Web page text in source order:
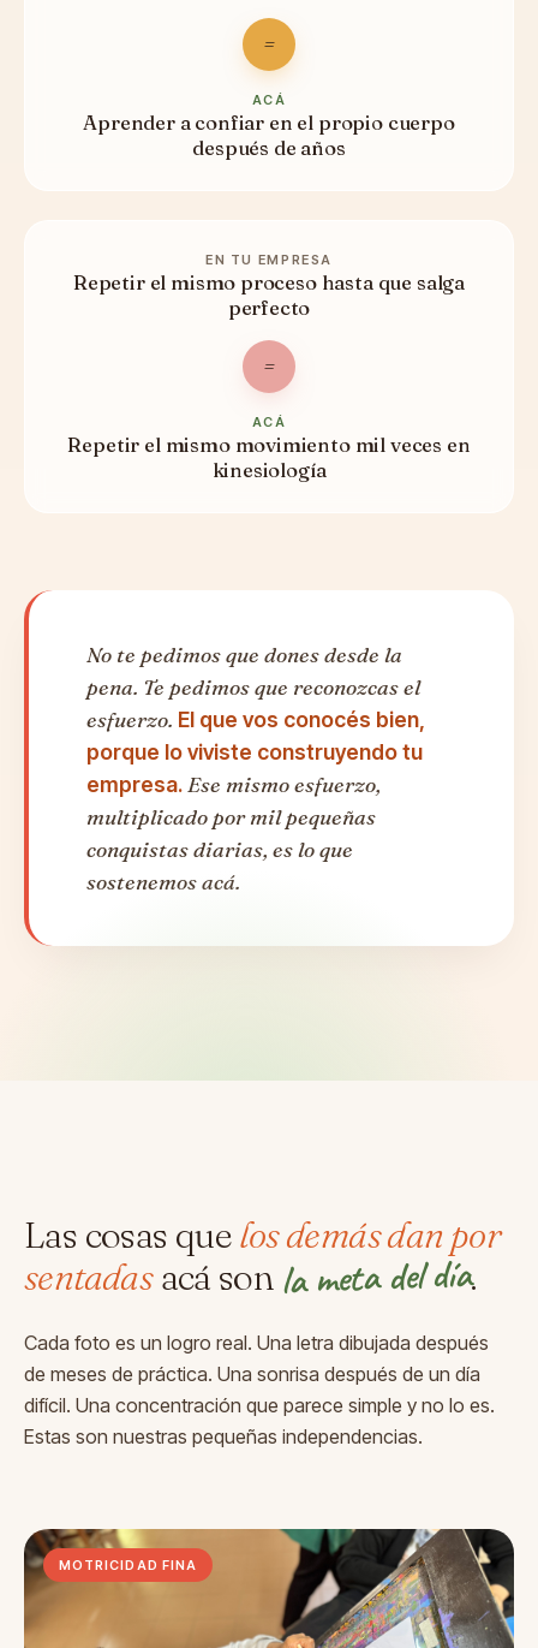
=
ACÁ
Aprender a confiar en el propio cuerpo
después de años
EN TU EMPRESA
Repetir el mismo proceso hasta que salga
perfecto
=
ACÁ
Repetir el mismo movimiento mil veces en
kinesiología
No te pedimos que dones desde la
pena. Te pedimos que reconozcas el
esfuerzo. El que vos conocés bien,
porque lo viviste construyendo tu
empresa. Ese mismo esfuerzo,
multiplicado por mil pequeñas
conquistas diarias, es lo que
sostenemos acá.
Las cosas quelos demás dan por
sentadasacá son la meta del día.
Cada foto es un logro real. Una letra dibujada después
de meses de práctica. Una sonrisa después de un día
difícil. Una concentración que parece simple y no lo es.
Estas son nuestras pequeñas independencias.
MOTRICIDAD FINA